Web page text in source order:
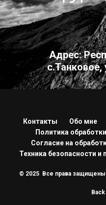
Адрес:
Контакты Обо мне
Политика
Согласие на
Техника безопасности и
© 2025 Все права